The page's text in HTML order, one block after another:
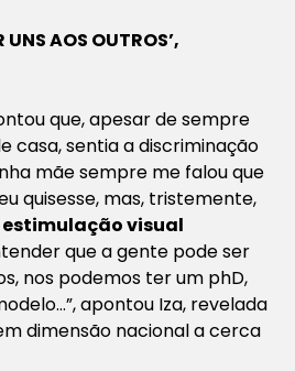
UNS AOS OUTROS’,
que, apesar de sempre
casa, sentia a discriminação
mãe sempre me falou que
quisesse, mas, tristemente,
visual
que a gente pode ser
nos podemos ter um phD,
apontou Iza, revelada
dimensão nacional a cerca